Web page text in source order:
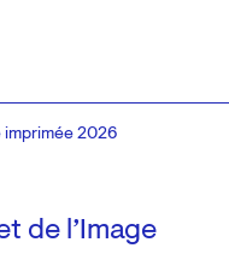
de l’Image
imprimée 2026